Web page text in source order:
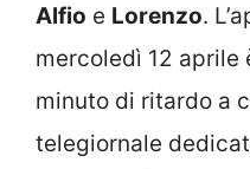
Alfio e Lorenzo.
mercoledì 12 aprile
minuto di ritardo a
telegiornale